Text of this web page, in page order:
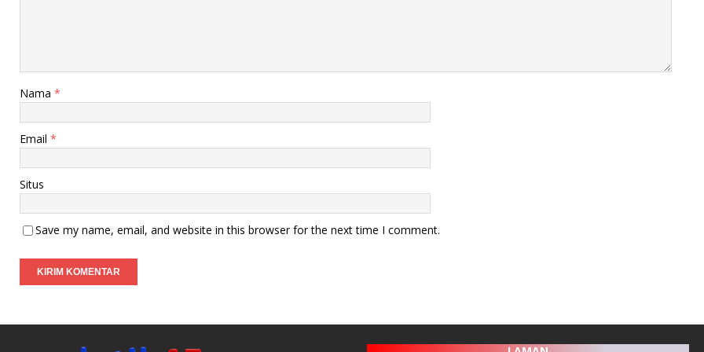
Nama *
Email *
Situs
Save my name, email, and website in this browser for the next time I comment.